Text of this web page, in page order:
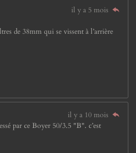
il y a 5 mois
de 38mm qui se vissent à l’arrière
il y a 10 mois
par ce Boyer 50/3.5 "B". c’est